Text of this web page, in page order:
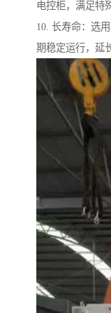
电控柜，满足特
10. 长寿命：选
期稳定运行，延